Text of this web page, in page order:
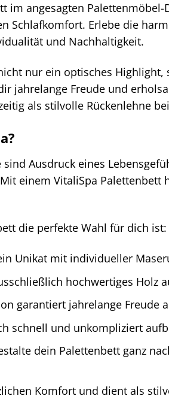
im angesagten
Schlafkomfort. Erlebe die
und Nachhaltigkeit.
nur ein optisches
jahrelange Freude und
als stilvolle Rückenlehne
Ausdruck eines
einem VitaliSpa
die perfekte Wahl für dich ist:
Unikat mit individueller
hochwertiges Holz
garantiert jahrelange Freude
schnell und unkompliziert
dein Palettenbett ganz
Komfort und dient als